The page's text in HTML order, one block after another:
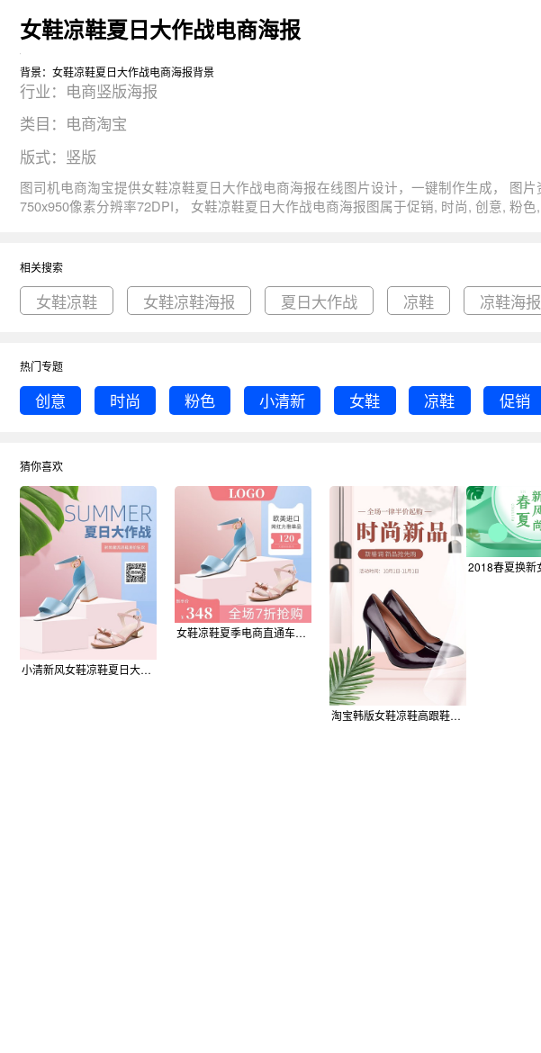
女鞋凉鞋夏日大作战电商海报
背景：女鞋凉鞋夏日大作战电商海报背景
行业：电商竖版海报
类目：电商淘宝
版式：竖版
图司机电商淘宝提供女鞋凉鞋夏日大作战电商海报在线图片设计，一键制作生成， 图片资源是由165250于2020-06-01T16:05:31+08:00传的作品。 图片创意时尚粉色小清新女鞋凉鞋促销海报尺寸
750x950像素分辨率72DPI， 女鞋凉鞋夏日大作战电商海报图属于促销, 时尚, 创意, 粉色, 女鞋主题。 主要用于电商竖版海报行业，为您推荐与女鞋凉鞋夏日大作战电商海报相关的专题女鞋凉鞋, 女
相关搜索
女鞋凉鞋 女鞋凉鞋海报 夏日大作战 凉鞋 凉鞋海报
热门专题
创意 时尚 粉色 小清新 女鞋 凉鞋 促销
猜你喜欢
小清新风女鞋凉鞋夏日大作战海报
女鞋凉鞋夏季电商直通车主图
淘宝韩版女鞋凉鞋高跟鞋竖版海报